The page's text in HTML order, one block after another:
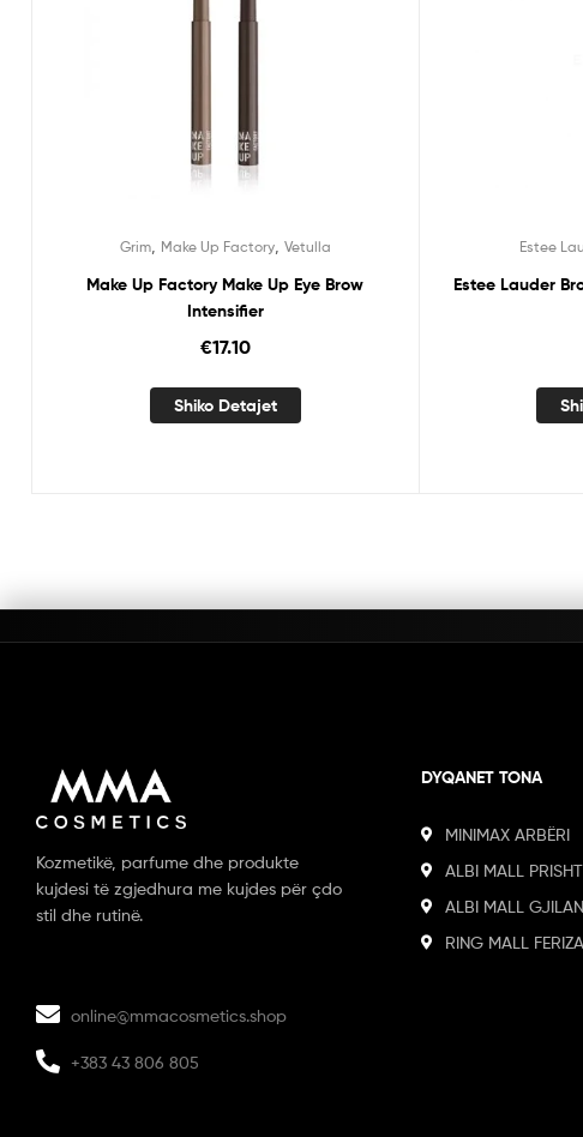
Grim, Make Up Factory, Vetulla
Make Up Factory Make Up Eye Brow
Intensifier
€17.10
Shiko Detajet
Estee
Estee Lauder
Kozmetikë, parfume dhe produkte
kujdesi të zgjedhura me kujdes për çdo
stil dhe rutinë.
online@mmacosmetics.shop
+383 43 806 805
DYQANET TONA
MINIMAX ARBËRI
ALBI MALL
ALBI MALL GJILAN
RING MALL